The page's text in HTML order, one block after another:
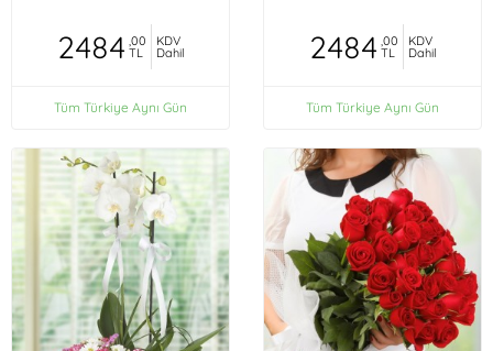
2484 ,00
TL
KDV
Dahil
Tüm Türkiye Aynı Gün
2484 ,00
TL
KDV
Dahil
Tüm Türkiye Aynı Gün